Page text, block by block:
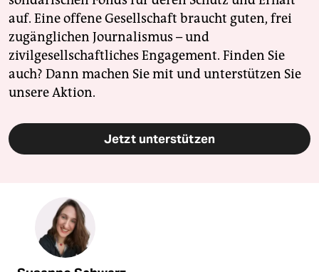
auf. Eine offene Gesellschaft braucht guten, frei
zugänglichen Journalismus – und
zivilgesellschaftliches Engagement. Finden Sie
auch? Dann machen Sie mit und unterstützen Sie
unsere Aktion.
Jetzt unterstützen